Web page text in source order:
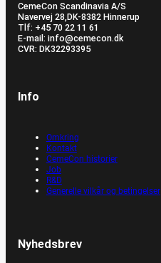
CemeCon Scandinavia A/S
Navervej 28, ​DK-8382 Hinnerup
Tlf: +45 70 22 11 61
E-mail: info@cemecon.dk
CVR: DK32293395
Info
Omkring
Kontakt
CemeCon historier
Job
R&D
Generelle vilkår og betingelser
Nyhedsbrev